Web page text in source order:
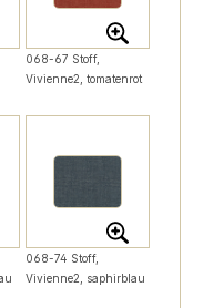
068-67 Stoff,
Vivienne2, tomatenrot
068-74 Stoff,
Vivienne2, saphirblau